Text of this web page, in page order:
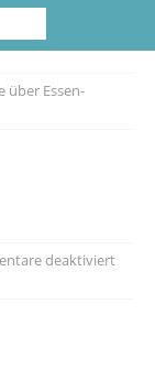
über Essen-
deaktiviert